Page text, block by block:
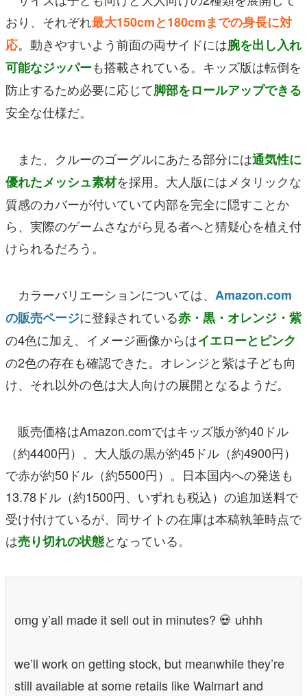
おり、それぞれ最大150cmと180cmまでの身長に対
応。動きやすいよう前面の両サイドには腕を出し入れ
可能なジッパーも搭載されている。キッズ版は転倒を
防止するため必要に応じて脚部をロールアップできる
安全な仕様だ。
また、クルーのゴーグルにあたる部分には通気性に
優れたメッシュ素材を採用。大人版にはメタリックな
質感のカバーが付いていて内部を完全に隠すことか
ら、実際のゲームさながら見る者へと猜疑心を植え付
けられるだろう。
カラーバリエーションについては、 Amazon.com
の販売ページに登録されている赤・黒・オレンジ・紫
の4色に加え、イメージ画像からはイエローとピンク
の2色の存在も確認できた。オレンジと紫は子ども向
け、それ以外の色は大人向けの展開となるようだ。
販売価格はAmazon.comではキッズ版が約40ドル
（約4400円）、大人版の黒が約45ドル（約4900円）
で赤が約50ドル（約5500円）。日本国内への発送も
13.78ドル（約1500円、いずれも税込）の追加送料で
受け付けているが、同サイトの在庫は本稿執筆時点で
は売り切れの状態となっている。
omg y’all made it sell out in minutes? 💀 uhhh
we’ll work on getting stock, but meanwhile they’re
still available at some retails like Walmart and